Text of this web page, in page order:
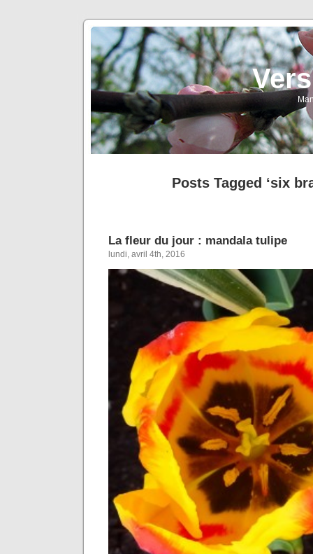
Posts Tagged ‘six
La fleur du jour : mandala tulipe
lundi, avril 4th, 2016